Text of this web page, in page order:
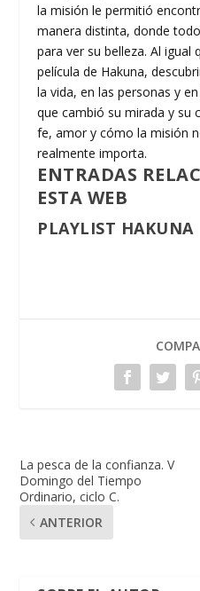
la misión le permitió
manera distinta, donde
para ver su belleza. Al igual
película de Hakuna,
la vida, en las personas y
que cambió su mirada y su
fe, amor y cómo la misión
realmente importa.
ENTRADAS
ESTA WEB
PLAYLIST HAKUNA
La pesca de la confianza. V
Domingo del Tiempo
Ordinario, ciclo C.
ANTERIOR